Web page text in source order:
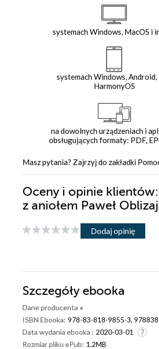
systemach Windows, MacOS i
systemach Windows, Android,
HarmonyOS
na dowolnych urządzeniach i
obsługujących formaty: PDF,
Masz pytania? Zajrzyj do zakładki
Oceny i opinie
z aniołem Paweł
Dodaj opinię
Szczegóły ebooka
Dane producenta »
ISBN Ebooka: 978-83-818-9855-3,
Data wydania ebooka : 2020-03-01
Rozmiar pliku ePub: 1.2MB